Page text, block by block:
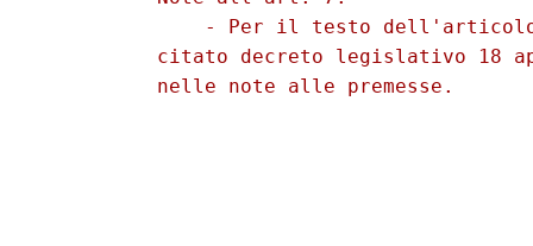
- Per il testo
citato decreto legislativo 18